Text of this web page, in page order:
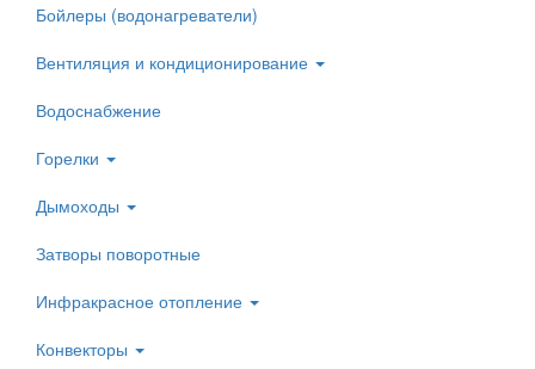
Бойлеры (водонагреватели)
Вентиляция и кондиционирование
Водоснабжение
Горелки
Дымоходы
Затворы поворотные
Инфракрасное отопление
Конвекторы